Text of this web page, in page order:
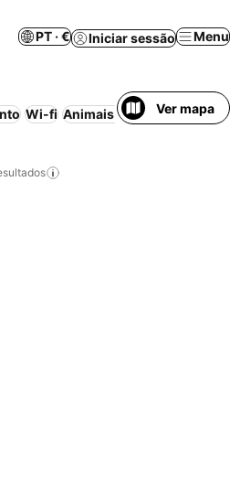
PT · € Iniciar sessão Menu
Wi-fi Animais permitidosVer mapa